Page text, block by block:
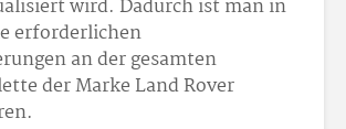
wird. Dadurch ist man in
erforderlichen
an der gesamten
der Marke Land Rover